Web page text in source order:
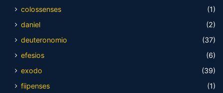
colossenses
(1)
daniel
(2)
deuteronomio
(37)
efesios
(6)
exodo
(39)
fiipenses
(1)